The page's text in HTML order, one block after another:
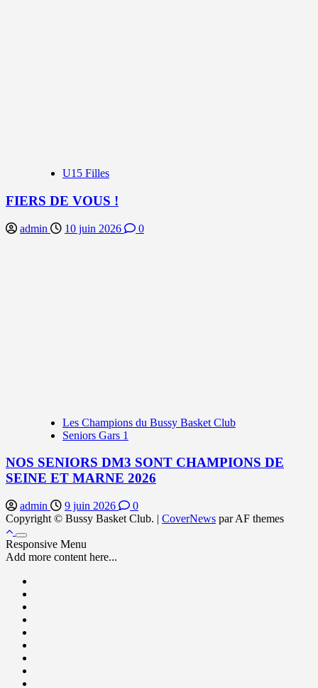
U15 Filles
FIERS DE VOUS !
admin 10 juin 2026 0
Les Champions du Bussy Basket Club
Seniors Gars 1
NOS SENIORS DM3 SONT CHAMPIONS DE
SEINE ET MARNE 2026
admin 9 juin 2026
0
Copyright © Bussy Basket Club. | CoverNews par AF themes
Responsive Menu
Add more content here...